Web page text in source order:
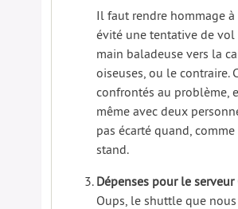
Il faut rendre hommage
évité une tentative de vol
main baladeuse vers la
oiseuses, ou le contraire.
confrontés au problème,
même avec deux
pas écarté quand,
stand.
Dépenses pour le serveur
Oups, le shuttle que